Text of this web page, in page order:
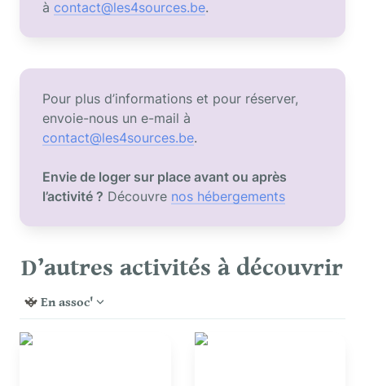
à contact@les4sources.be.
Pour plus d’informations et pour réserver,
contact@les4sources.be
Envie de loger sur place avant ou après
l’activité ? Découvre nos hébergements
D’autres activités à découvrir
En assoc'
Atelier pain au levain Atelier pizza